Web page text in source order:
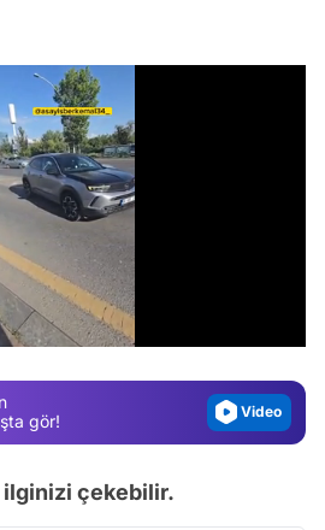
gör!
Video
çekebilir.